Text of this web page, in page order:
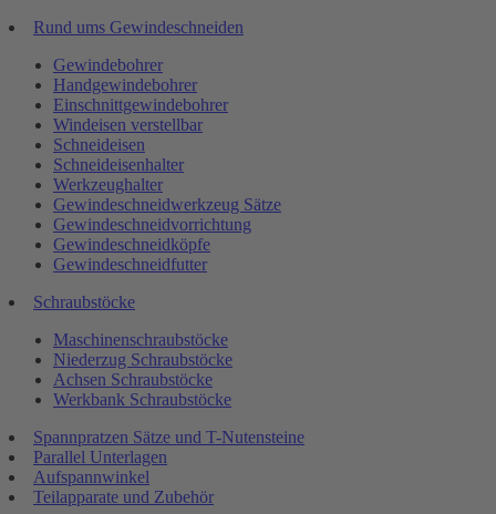
Rund ums Gewindeschneiden
Gewindebohrer
Handgewindebohrer
Einschnittgewindebohrer
Windeisen verstellbar
Schneideisen
Schneideisenhalter
Werkzeughalter
Gewindeschneidwerkzeug Sätze
Gewindeschneidvorrichtung
Gewindeschneidköpfe
Gewindeschneidfutter
Schraubstöcke
Maschinenschraubstöcke
Niederzug Schraubstöcke
Achsen Schraubstöcke
Werkbank Schraubstöcke
Spannpratzen Sätze und T-Nutensteine
Parallel Unterlagen
Aufspannwinkel
Teilapparate und Zubehör